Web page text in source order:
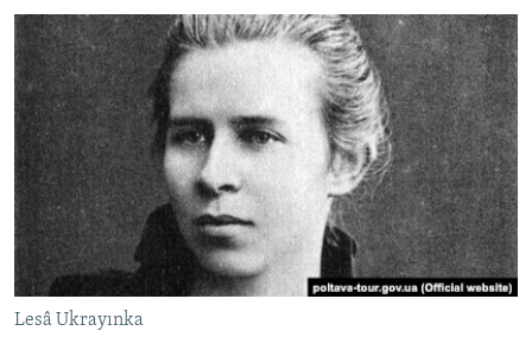
VİDEO
SÜRET
BLOGLAR
FİKİR
Русский
Українською
QOŞULIÑIZ!
Lesâ Ukrayınka